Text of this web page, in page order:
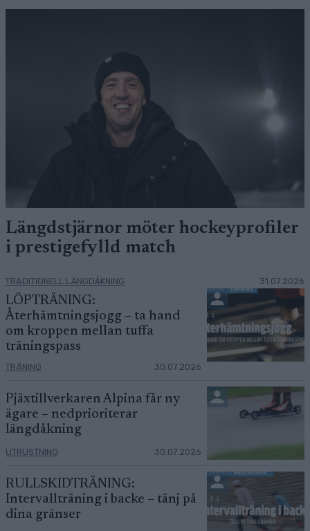
Längdstjärnor möter hockeyprofiler
i prestigefylld match
TRADITIONELL LÄNGDÅKNING 31.07.2026
LÖPTRÄNING:
Återhämtningsjogg – ta hand
om kroppen mellan tuffa
träningspass
TRÄNING 30.07.2026
Pjäxtillverkaren Alpina får ny
ägare – nedprioriterar
längdåkning
UTRUSTNING 30.07.2026
RULLSKIDTRÄNING:
Intervallträning i backe – tänj på
dina gränser